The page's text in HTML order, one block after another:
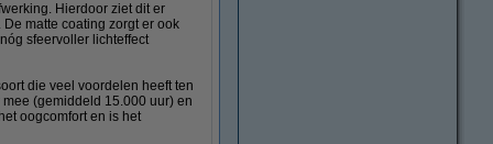
Hierdoor ziet dit er
matte coating zorgt er ook
sfeervoller lichteffect
die veel voordelen heeft ten
(gemiddeld 15.000 uur) en
oogcomfort en is het